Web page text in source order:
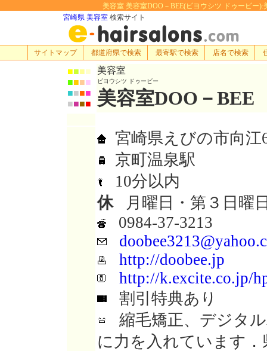
美容室 美容室DOO－BEE(ビヨウシツ ドゥービー
宮崎県 美容室 検索サイト
サイトマップ 都道府県で検索 最寄駅で検索 店名で検索
■■■■
■■■■
■■■■
■■■■
美容室
ビヨウシツ ドゥービー
美容室DOO－BEE
宮崎県えびの市向江
京町温泉駅
10分以内
休月曜日・第３日曜
0984-37-3213
http://doobee.jp
http://k.excite.co.jp/
割引特典あり
縮毛矯正、デジタ
に力を入れています